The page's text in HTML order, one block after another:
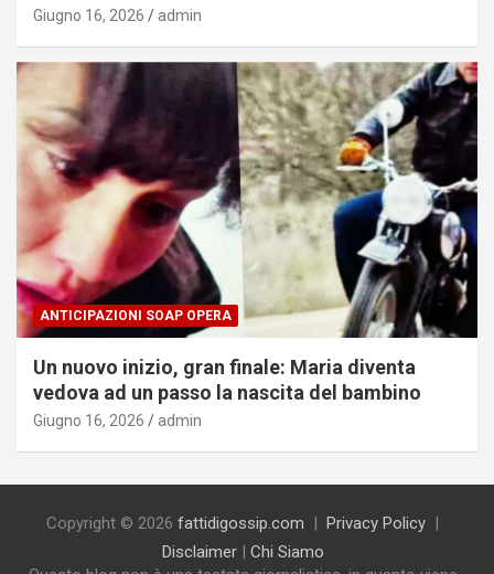
Giugno 16, 2026 admin
ANTICIPAZIONI SOAP OPERA
Un nuovo inizio, gran finale: Maria diventa
vedova ad un passo la nascita del bambino
Giugno 16, 2026 admin
Copyright © 2026 fattidigossip.com
Privacy Policy
Disclaimer| Chi Siamo